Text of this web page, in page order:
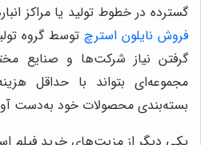
گسترده در خطوط تولید یا مراکز
فروش نایلون استرچ توسط گروه
گرفتن نیاز شرکت‌ها و صنایع
مجموعه‌ای بتواند با حداقل
بسته‌بندی محصولات خود به‌دست